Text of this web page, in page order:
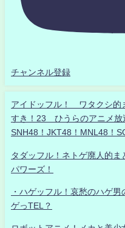
チャンネル登録
アイドッフル！ ワタクシ的
すき！23 ひうらのアニメ放
SNH48！JKT48！MNL48！
タダッフル！ネトゲ廃人的
パワーズ！
・ハゲッフル！哀愁のハゲ
ゲっTEL？